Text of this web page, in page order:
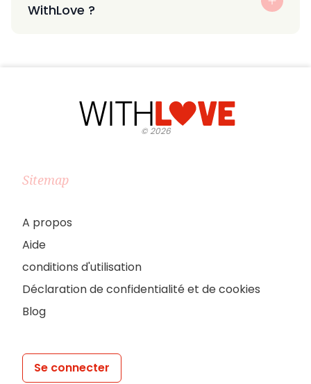
WithLove ?
©2026
Sitemap
A propos
Aide
conditions d'utilisation
Déclaration de confidentialité et de cookies
Blog
Se connecter